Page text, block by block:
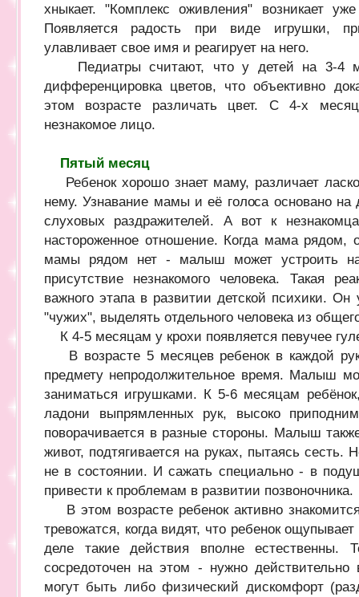
хныкает. "Комплекс оживления" возникает
Появляется радость при виде игрушки,
улавливает свое имя и реагирует на него.
Педиатры считают, что у детей на 3-4
дифференцировка цветов, что объективно
этом возрасте различать цвет. С 4-х
незнакомое лицо.
Пятый месяц
Ребенок хорошо знает маму, различает
нему. Узнавание мамы и её голоса основано
слуховых раздражителей. А вот к
настороженное отношение. Когда мама рядом,
мамы рядом нет - малыш может устроить
присутствие незнакомого человека. Такая
важного этапа в развитии детской психики.
"чужих", выделять отдельного человека из
К 4-5 месяцам у крохи появляется певучее
В возрасте 5 месяцев ребенок в каждой
предмету непродолжительное время. Малыш
заниматься игрушками. К 5-6 месяцам
ладони выпрямленных рук, высоко
поворачивается в разные стороны. Малыш
живот, подтягивается на руках, пытаясь
не в состоянии. И сажать специально - в
привести к проблемам в развитии позвоночника.
В этом возрасте ребенок активно
тревожатся, когда видят, что ребенок
деле такие действия вполне естественны.
сосредоточен на этом - нужно действительно
могут быть либо физический дискомфорт